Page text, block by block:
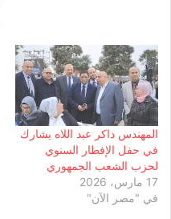
المهندس داكر عبد اللاه يشارك
في حفل الإفطار السنوي
لحزب الشعب الجمهوري
17 مارس، 2026
في "مصر الآن"